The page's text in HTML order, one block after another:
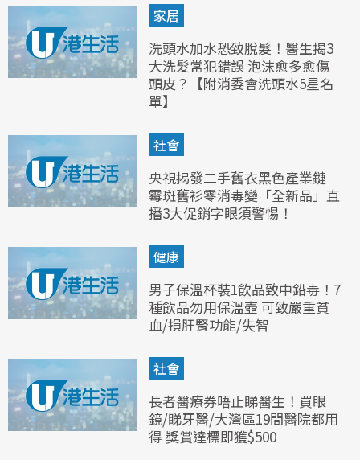
家居
洗頭水加水恐致脫髮！醫生揭3
大洗髮常犯錯誤 泡沫愈多愈傷
頭皮？【附消委會洗頭水5星名
單】
社會
央視揭發二手舊衣黑色產業鏈
霉斑舊衫零消毒變「全新品」直
播3大促銷字眼須警惕！
健康
男子保溫杯裝1飲品致中鉛毒！7
種飲品勿用保溫壺 可致嚴重貧
血/損肝腎功能/失智
社會
長者醫療券唔止睇醫生！買眼
鏡/睇牙醫/大灣區19間醫院都用
得 獎賞達標即獲$500